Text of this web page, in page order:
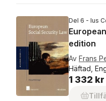
Del 6 - Ius
edition
Av Frans
Häftad,
1 332 kr